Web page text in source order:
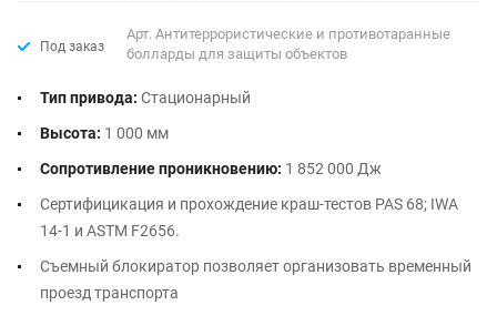
Под заказ
Арт. Антитеррористические и противотаранные
болларды для защиты объектов
Тип привода: Стационарный
Высота: 1 000 мм
Сопротивление проникновению: 1 852 000 Дж
Сертифицикация и прохождение краш-тестов PAS 68; IWA
14-1 и ASTM F2656.
Съемный блокиратор позволяет организовать временный
проезд транспорта